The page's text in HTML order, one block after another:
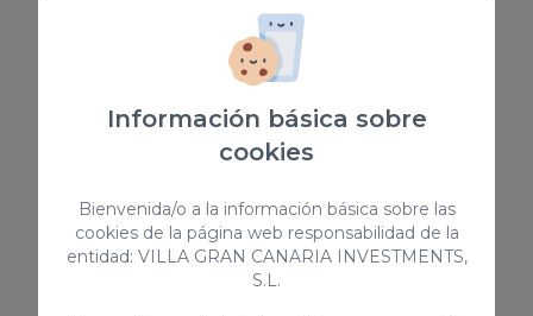
Entrada tardía (Late Check in) disponible y
bajo petición conlleva los siguientes cargos:
** Entre 20:30 y 22:00 - 30€
** Entre 22:00 y 00:00 - 50€
Código de licencia turística regional para
alquileres vacacionales: VV-35-1-0000629
Número de registro nacional de Alquiler de
Información básica sobre
cookies
Bienvenida/o a la información básica sobre las
cookies de la página web responsabilidad de la
entidad: VILLA GRAN CANARIA INVESTMENTS,
S.L.